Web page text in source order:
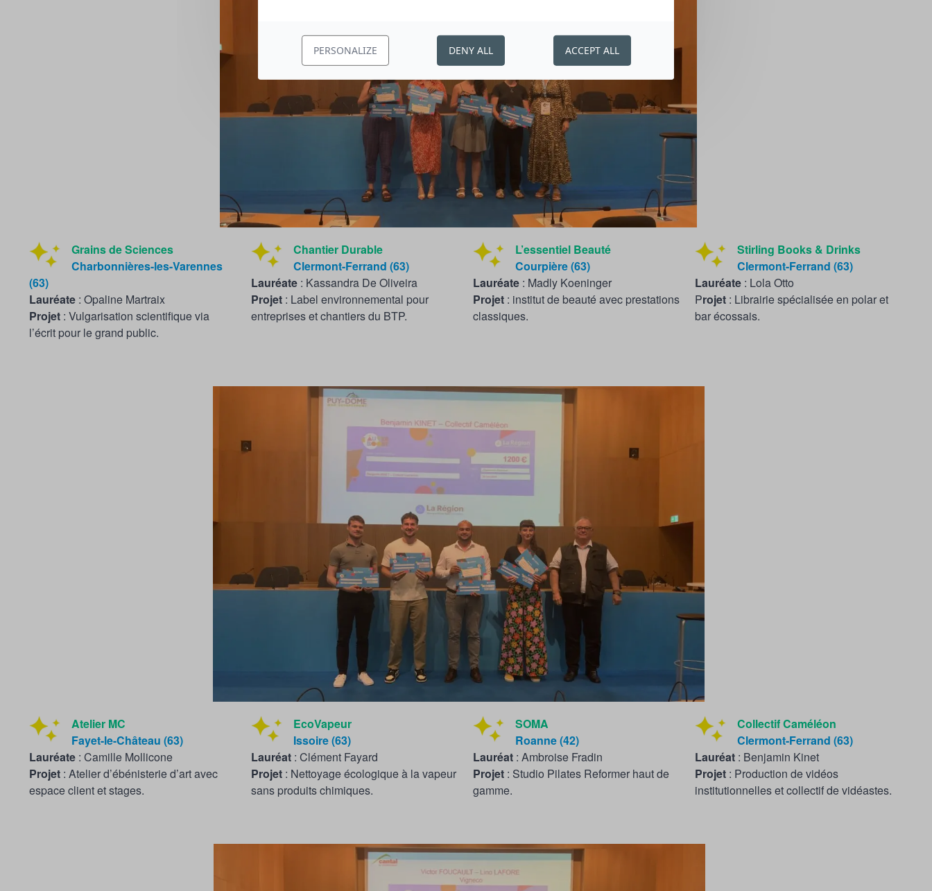
Grains de Sciences
Charbonnières-les-Varennes
(63)
Lauréate : Opaline Martraix
Projet : Vulgarisation scientifique via
l’écrit pour le grand public.
Chantier Durable
Clermont-Ferrand (63)
Lauréate : Kassandra De Oliveira
Projet : Label environnemental pour
entreprises et chantiers du BTP.
L’essentiel Beauté
Courpière (63)
Lauréate : Madly Koeninger
Projet : institut de beauté avec prestations
classiques.
Stirling Books & Drinks
Clermont-Ferrand (63)
Lauréate : Lola Otto
Projet : Librairie spécialisée en polar et
bar écossais.
Atelier MC
Fayet-le-Château (63)
Lauréate : Camille Mollicone
Projet : Atelier d’ébénisterie d’art avec
espace client et stages.
EcoVapeur
Issoire (63)
Lauréat : Clément Fayard
Projet : Nettoyage écologique à la vapeur
sans produits chimiques.
SOMA
Roanne (42)
Lauréat : Ambroise Fradin
Projet : Studio Pilates Reformer haut de
gamme.
Collectif Caméléon
Clermont-Ferrand (63)
Lauréat : Benjamin Kinet
Projet : Production de vidéos
institutionnelles et collectif de vidéastes.
PERSONALIZE DENY ALL ACCEPT ALL